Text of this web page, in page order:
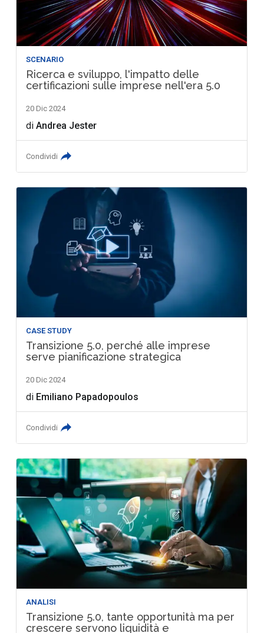
SCENARIO
Ricerca e sviluppo, l'impatto delle
certificazioni sulle imprese nell'era 5.0
20 Dic 2024
diAndrea Jester
Condividi
CASE STUDY
Transizione 5.0, perché alle imprese
serve pianificazione strategica
20 Dic 2024
di Emiliano Papadopoulos
Condividi
ANALISI
Transizione 5.0, tante opportunità ma per
crescere servono liquidità e